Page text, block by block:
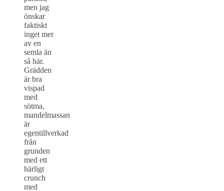
men jag
önskar
faktiskt
inget mer
av en
semla än
så här.
Grädden
är bra
vispad
med
sötma,
mandelmassan
är
egentillverkad
från
grunden
med ett
härligt
crunch
med